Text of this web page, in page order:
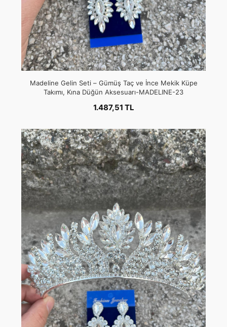
Madeline Gelin Seti – Gümüş Taç ve İnce Mekik Küpe
Takımı, Kına Düğün Aksesuarı-MADELINE-23
1.487,51 TL